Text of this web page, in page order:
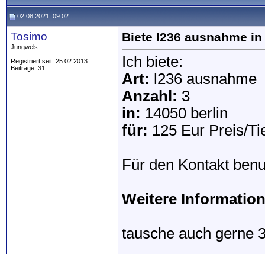
02.08.2021, 09:02
Tosimo
Jungwels
Registriert seit: 25.02.2013
Beiträge: 31
Biete l236 ausnahme
Ich biete:
Art: l236 ausnahme
Anzahl: 3
in: 14050 berlin
für: 125 Eur Preis/
Für den Kontakt
Weitere
tausche auch gerne